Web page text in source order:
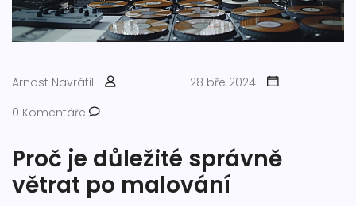
Arnost Navrátil
28 bře 2024
0 Komentáře
Proč je důležité správně
větrat po malování